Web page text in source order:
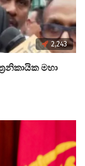
2,243
මහා